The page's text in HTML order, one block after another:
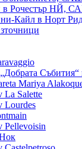
в Рочестър НЙ,
Кайл в Норт
Mariya
La Salette
Lourdes
Pellevoisin